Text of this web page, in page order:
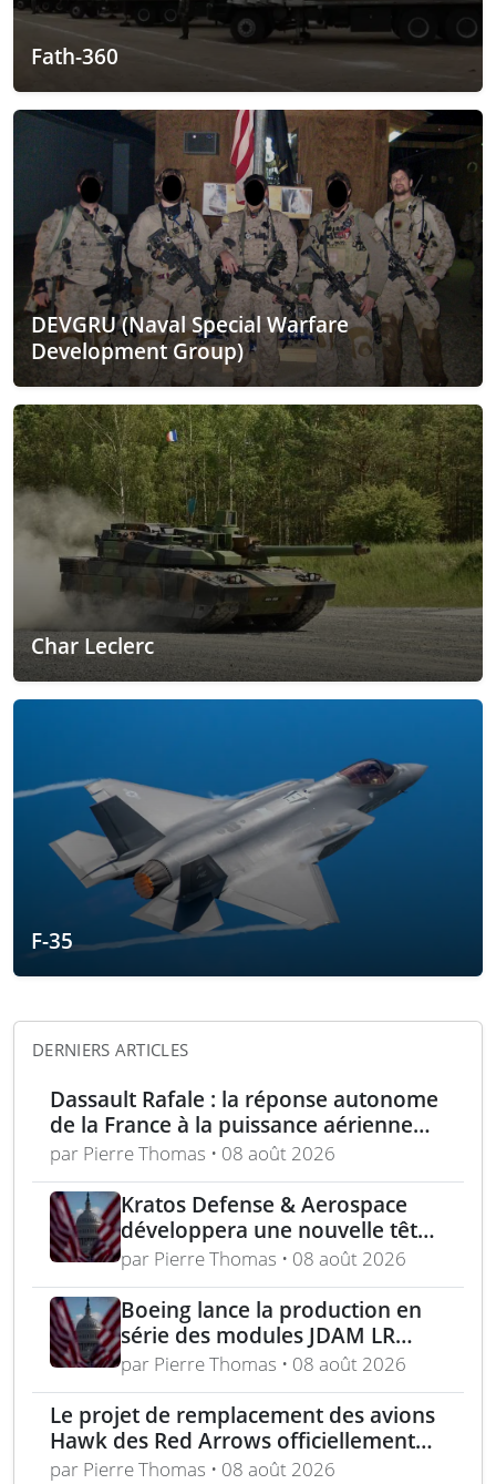
Fath-360
DEVGRU (Naval Special Warfare
Development Group)
Char Leclerc
F-35
DERNIERS ARTICLES
Dassault Rafale : la réponse autonome
de la France à la puissance aérienne
moderne
par Pierre Thomas • 08 août 2026
Kratos Defense & Aerospace
développera une nouvelle tête
chercheuse pour les missiles
FGM-148 Javelin
par Pierre Thomas • 08 août 2026
Boeing lance la production en
série des modules JDAM LR
pour frappes de précision
longue portée
par Pierre Thomas • 08 août 2026
Le projet de remplacement des avions
Hawk des Red Arrows officiellement
lancé
par Pierre Thomas • 08 août 2026